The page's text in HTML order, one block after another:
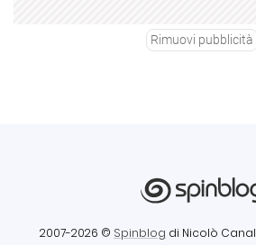
Rimuovi pubblicità
2007-2026 © Spinblog di Nicolò Canal